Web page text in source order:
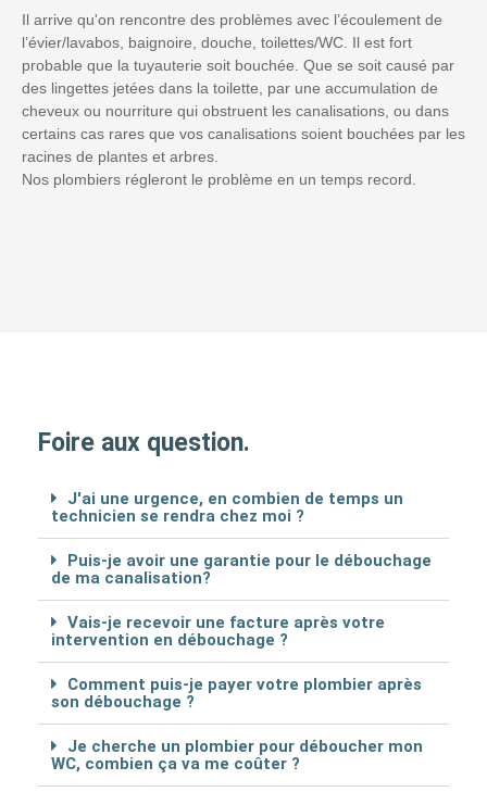
Il arrive qu'on rencontre des problèmes avec l’écoulement de
l’évier/lavabos, baignoire, douche, toilettes/WC. Il est fort
probable que la tuyauterie soit bouchée. Que se soit causé par
des lingettes jetées dans la toilette, par une accumulation de
cheveux ou nourriture qui obstruent les canalisations, ou dans
certains cas rares que vos canalisations soient bouchées par les
racines de plantes et arbres.
Nos plombiers régleront le problème en un temps record.
Foire aux question.
J'ai une urgence, en combien de temps un
technicien se rendra chez moi ?
Puis-je avoir une garantie pour le débouchage
de ma canalisation?
Vais-je recevoir une facture après votre
intervention en débouchage ?
Comment puis-je payer votre plombier après
son débouchage ?
Je cherche un plombier pour déboucher mon
WC, combien ça va me coûter ?